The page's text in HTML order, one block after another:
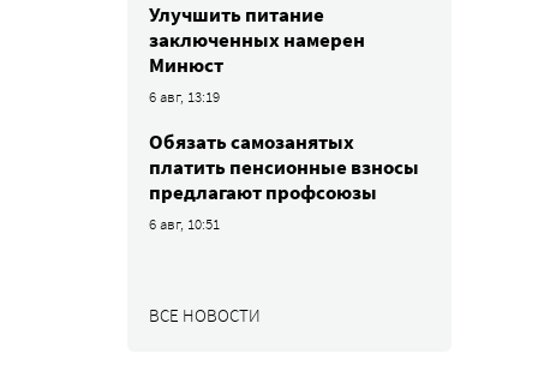
Улучшить питание
заключенных намерен
Минюст
6 авг, 13:19
Обязать самозанятых
платить пенсионные взносы
предлагают профсоюзы
6 авг, 10:51
ВСЕ НОВОСТИ